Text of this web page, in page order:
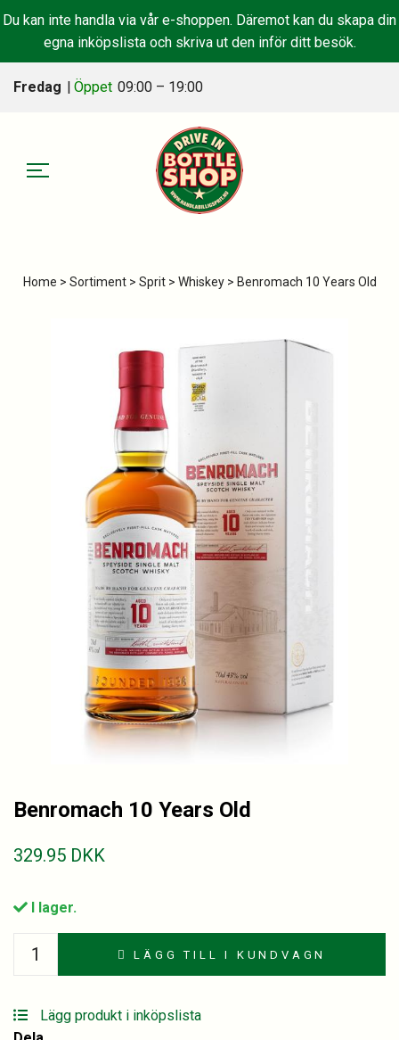
Du kan inte handla via vår e-shoppen. Däremot kan du skapa din
egna inköpslista och skriva ut den inför ditt besök.
Fredag | Öppet 09:00 – 19:00
Home > Sortiment> Sprit> Whiskey> Benromach 10 Years Old
Benromach 10 Years Old
329.95 DKK
I lager.
Benromach
Old
quantity
LÄGG TILL I KUNDVAGN
Lägg produkt i inköpslista